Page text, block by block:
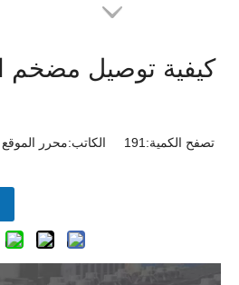
كيفية توصيل مضخم
تصفح الكمية: 191